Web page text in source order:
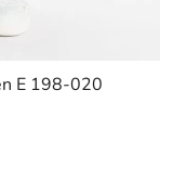
E 198-020